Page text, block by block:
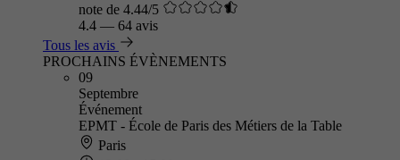
note de 4.44/5
4.4 — 64 avis
Tous les avis
PROCHAINS ÉVÈNEMENTS
09
Septembre
Événement
EPMT - École de Paris des Métiers de la Table
Paris